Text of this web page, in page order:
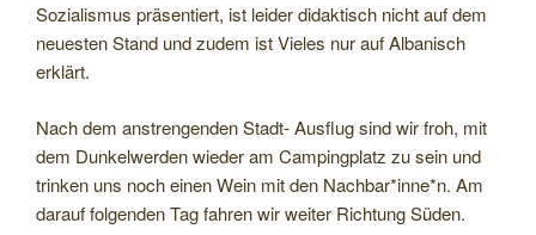
Sozialismus präsentiert, ist leider didaktisch nicht auf dem
neuesten Stand und zudem ist Vieles nur auf Albanisch
erklärt.
Nach dem anstrengenden Stadt- Ausflug sind wir froh, mit
dem Dunkelwerden wieder am Campingplatz zu sein und
trinken uns noch einen Wein mit den Nachbar*inne*n. Am
darauf folgenden Tag fahren wir weiter Richtung Süden.